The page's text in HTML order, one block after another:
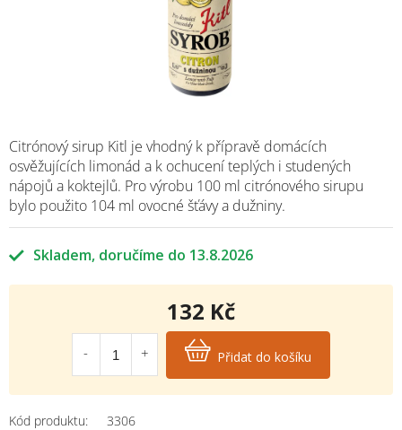
Skladem 13.8.2026
Citrónový sirup Kitl je vhodný k přípravě domácích
osvěžujících limonád a k ochucení teplých i studených
nápojů a koktejlů. Pro výrobu 100 ml citrónového sirupu
bylo použito 104 ml ovocné šťávy a dužniny.
Kód produktu:
3306
132 Kč
Měrná
cena:
Přidat do košíku